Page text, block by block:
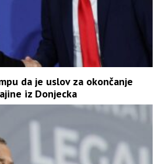
da je uslov za okončanje
iz Donjecka